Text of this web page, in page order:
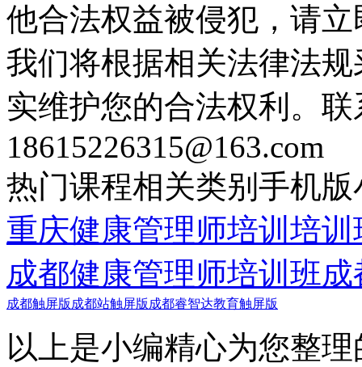
他合法权益被侵犯，请
我们将根据相关法律法
实维护您的合法权利。
18615226315@163.com
热门课程相关类别 手机版
重庆健康管理师培训培训
成都健康管理师培训班
成都触屏版 成都站触屏版 成都睿智达教育触屏版
以上是小编精心为您整